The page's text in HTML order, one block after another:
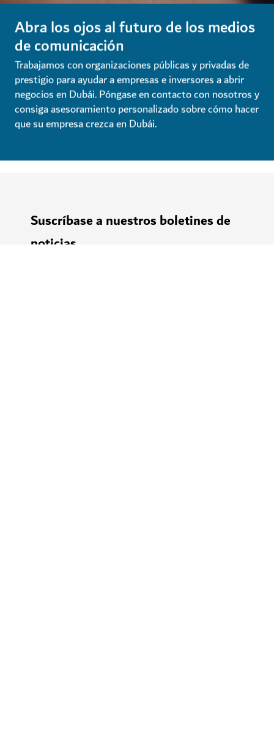
Abra los ojos al futuro de los medios
de comunicación
Trabajamos con organizaciones públicas y privadas de
prestigio para ayudar a empresas e inversores a abrir
negocios en Dubái. Póngase en contacto con nosotros y
consiga asesoramiento personalizado sobre cómo hacer
que su empresa crezca en Dubái.
Suscríbase a nuestros boletines de
noticias